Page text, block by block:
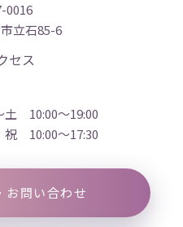
0016
立石85-6
セス
土 10:00～19:00
祝 10:00～17:30
お問い合わせ